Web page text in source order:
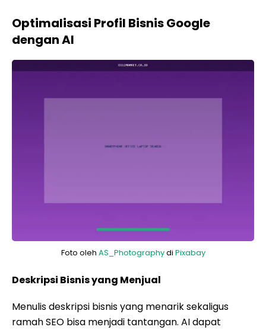
Optimalisasi Profil Bisnis Google
dengan AI
Foto oleh AS_Photographydi Pixabay
Deskripsi Bisnis yang Menjual
Menulis deskripsi bisnis yang menarik sekaligus
ramah SEO bisa menjadi tantangan. AI dapat